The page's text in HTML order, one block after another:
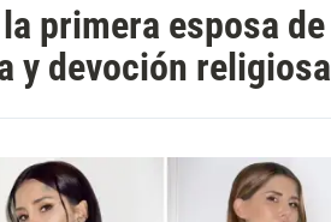
primera esposa de
y devoción religiosa